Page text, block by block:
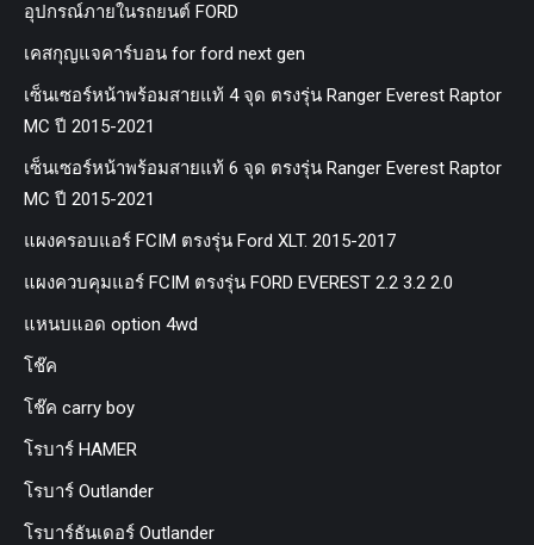
อุปกรณ์ภายในรถยนต์ FORD
เคสกุญแจคาร์บอน for ford next gen
เซ็นเซอร์หน้าพร้อมสายแท้ 4 จุด ตรงรุ่น Ranger Everest Raptor
MC ปี 2015-2021
เซ็นเซอร์หน้าพร้อมสายแท้ 6 จุด ตรงรุ่น Ranger Everest Raptor
MC ปี 2015-2021
แผงครอบแอร์ FCIM ตรงรุ่น Ford XLT. 2015-2017
แผงควบคุมแอร์ FCIM ตรงรุ่น FORD EVEREST 2.2 3.2 2.0
แหนบแอด option 4wd
โช๊ค
โช๊ค carry boy
โรบาร์ HAMER
โรบาร์ Outlander
โรบาร์ธันเดอร์ Outlander